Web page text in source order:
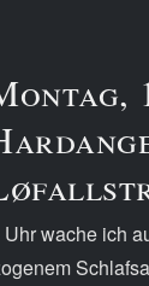
wache ich